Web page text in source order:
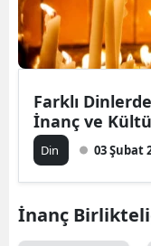
Farklı
İnanç ve
Din 03 Şubat
İnanç